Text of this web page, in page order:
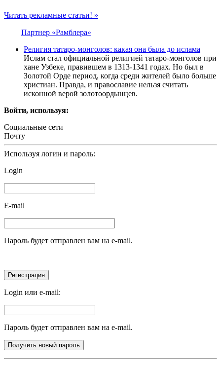
Читать рекламные статьи! »
Партнер «Рамблера»
Религия татаро-монголов: какая она была до ислама
Ислам стал официальной религией татаро-монголов при
хане Узбеке, правившем в 1313-1341 годах. Но был в
Золотой Орде период, когда среди жителей было больше
христиан. Правда, и православие нельзя считать
исконной верой золотоордынцев.
Войти, используя:
Социальные сети
Почту
Используя логин и пароль:
Login
E-mail
Пароль будет отправлен вам на e-mail.
Login или e-mail:
Пароль будет отправлен вам на e-mail.